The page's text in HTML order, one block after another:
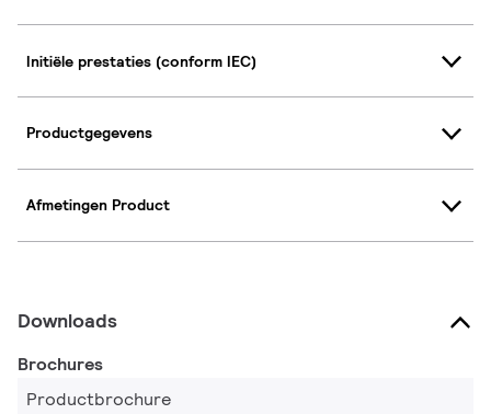
Initiële prestaties (conform IEC)
Productgegevens
Afmetingen Product
Downloads
Brochures
Productbrochure